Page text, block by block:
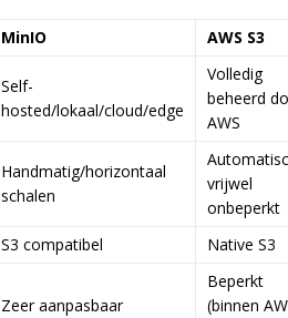
MinIO AWS S3
Self-
hosted/lokaal/cloud/edge
Volledig
beheerd
AWS
Handmatig/horizontaal
schalen
vrijwel
onbeperkt
S3 compatibel Native S3
Zeer aanpasbaar
Beperkt
(binnen